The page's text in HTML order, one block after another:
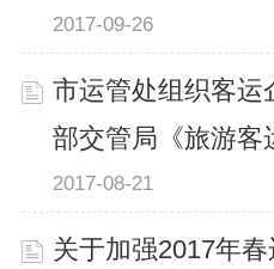
2017-09-26
市运管处组织客运
部交管局《旅游客
2017-08-21
关于加强2017年